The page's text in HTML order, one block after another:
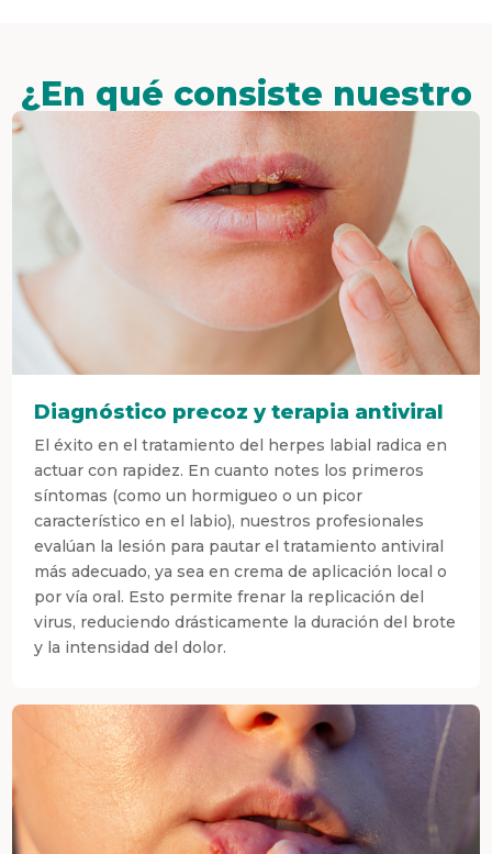
¿En qué consiste nuestro
tratamiento?
Diagnóstico precoz y terapia antiviral
El éxito en el tratamiento del herpes labial radica en
actuar con rapidez. En cuanto notes los primeros
síntomas (como un hormigueo o un picor
característico en el labio), nuestros profesionales
evalúan la lesión para pautar el tratamiento antiviral
más adecuado, ya sea en crema de aplicación local o
por vía oral. Esto permite frenar la replicación del
virus, reduciendo drásticamente la duración del brote
y la intensidad del dolor.